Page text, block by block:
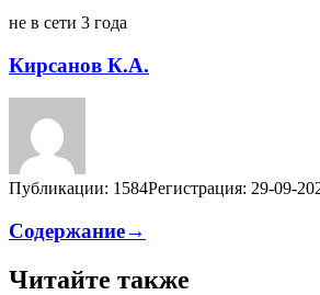
не в сети 3 года
Кирсанов К.А.
Публикации: 1584Регистрация: 29-09-
Содержание→
Читайте также